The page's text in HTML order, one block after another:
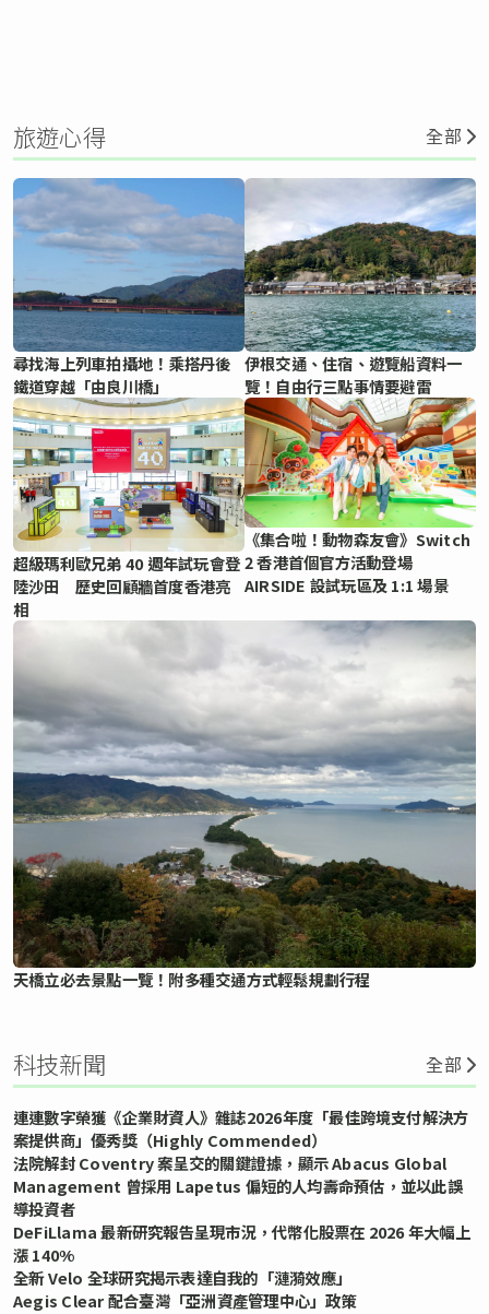
旅遊心得 全部
尋找海上列車拍攝地！乘搭丹後
鐵道穿越「由良川橋」
伊根交通、住宿、遊覽船資料一
覽！自由行三點事情要避雷
超級瑪利歐兄弟 40 週年試玩會登
陸沙田 歷史回顧牆首度香港亮
相
《集合啦！動物森友會》Switch
2 香港首個官方活動登場
AIRSIDE 設試玩區及 1:1 場景
天橋立必去景點一覽！附多種交通方式輕鬆規劃行程
科技新聞 全部
連連數字榮獲《企業財資人》雜誌2026年度「最佳跨境支付解決方
案提供商」優秀獎（Highly Commended）
法院解封 Coventry 案呈交的關鍵證據，顯示 Abacus Global
Management 曾採用 Lapetus 偏短的人均壽命預估，並以此誤
導投資者
DeFiLlama 最新研究報告呈現市況，代幣化股票在 2026 年大幅上
漲 140%
全新 Velo 全球研究揭示表達自我的「漣漪效應」
Aegis Clear 配合臺灣「亞洲資產管理中心」政策